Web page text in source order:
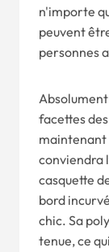
n'importe
peuvent
personnes
facettes
maintenant
conviendra
casquette
bord
chic. Sa
tenue, ce